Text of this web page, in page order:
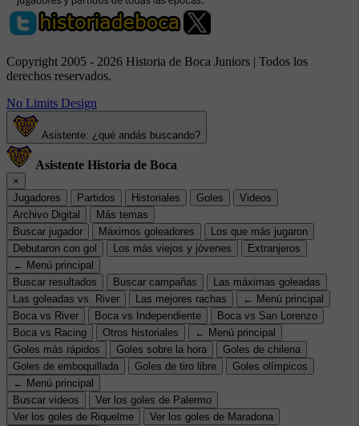
Copyright 2005 - 2026 Historia de Boca Juniors | Todos los
derechos reservados.
No Limits Design
Asistente: ¿qué andás buscando?
Asistente Historia de Boca
×
Jugadores
Partidos Historiales Goles
Videos
Archivo Digital
Más temas
Buscar jugador
Máximos goleadores
Los que más jugaron
Debutaron con gol
Los más viejos y jóvenes
Extranjeros
← Menú principal
Buscar resultados
Buscar campañas
Las máximas goleadas
Las goleadas vs. River
Las mejores rachas
← Menú principal
Boca vs River
Boca vs Independiente
Boca vs San Lorenzo
Boca vs Racing
Otros historiales
← Menú principal
Goles más rápidos
Goles sobre la hora
Goles de chilena
Goles de emboquillada
Goles de tiro libre
Goles olímpicos
← Menú principal
Buscar videos
Ver los goles de Palermo
Ver los goles de Riquelme
Ver los goles de Maradona